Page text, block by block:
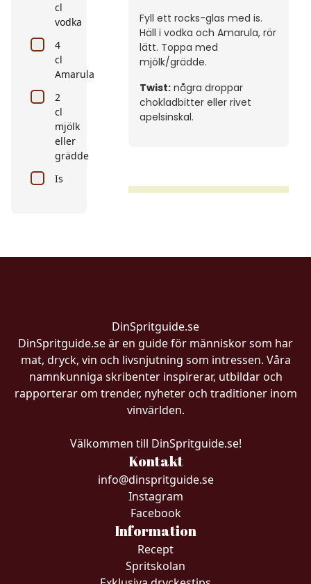
cl
vodka
4
cl
Amarula
2
cl
mjölk
eller
grädde
Is
Fyll ett rocks-glas med is.
Häll i vodka och Amarula, rör
lätt. Toppa med
mjölk/grädde.
Twist: några droppar
chokladbitter eller rivet
apelsinskal.
DinSpritguide.se
DinSpritguide.se är en guide för människor som har
mat, dryck, vin och livsnjutning som intressen. Våra
namnkunniga skribenter inspirerar, utbildar och
rapporterar om trender, nyheter och traditioner inom
vinvärlden.
Välkommen till DinSpritguide.se!
Kontakt
info@dinspritguide.se
Instagram
Facebook
Information
Recept
Spritskolan